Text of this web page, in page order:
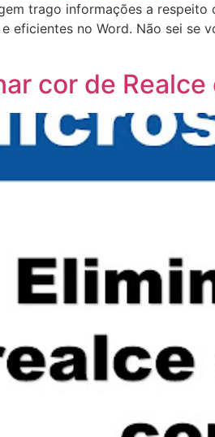
trago informações a
eficientes no Word. Não sei se
cor de